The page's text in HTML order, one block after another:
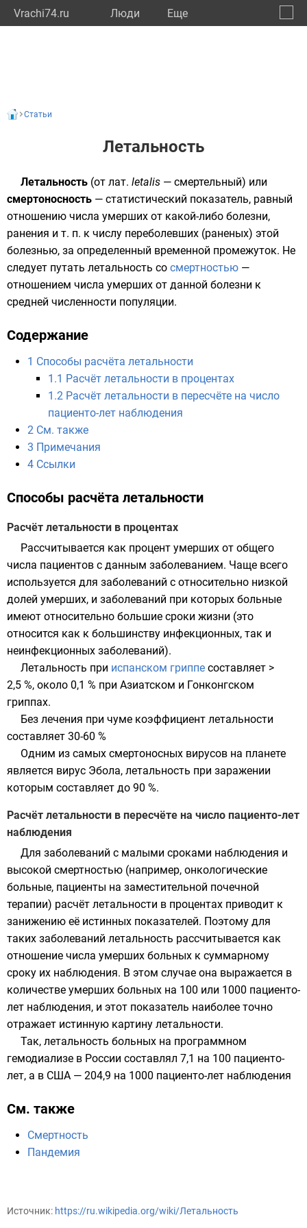
Vrachi74.ru Люди Eще
Статьи
Летальность
Летальность (от лат. letalis — смертельный) или
смертоносность — статистический показатель, равный
отношению числа умерших от какой-либо болезни,
ранения и т. п. к числу переболевших (раненых) этой
болезнью, за определенный временной промежуток. Не
следует путать летальность со смертностью —
отношением числа умерших от данной болезни к
средней численности популяции.
Содержание
1 Способы расчёта летальности
1.1 Расчёт летальности в процентах
1.2 Расчёт летальности в пересчёте на число
пациенто-лет наблюдения
2 См. также
3 Примечания
4 Ссылки
Способы расчёта летальности
Расчёт летальности в процентах
Рассчитывается как процент умерших от общего
числа пациентов с данным заболеванием. Чаще всего
используется для заболеваний с относительно низкой
долей умерших, и заболеваний при которых больные
имеют относительно большие сроки жизни (это
относится как к большинству инфекционных, так и
неинфекционных заболеваний).
Летальность при испанском гриппе составляет >
2,5 %, около 0,1 % при Азиатском и Гонконгском
гриппах.
Без лечения при чуме коэффициент летальности
составляет 30-60 %
Одним из самых смертоносных вирусов на планете
является вирус Эбола, летальность при заражении
которым составляет до 90 %.
Расчёт летальности в пересчёте на число пациенто-лет
наблюдения
Для заболеваний с малыми сроками наблюдения и
высокой смертностью (например, онкологические
больные, пациенты на заместительной почечной
терапии) расчёт летальности в процентах приводит к
занижению её истинных показателей. Поэтому для
таких заболеваний летальность рассчитывается как
отношение числа умерших больных к суммарному
сроку их наблюдения. В этом случае она выражается в
количестве умерших больных на 100 или 1000 пациенто-
лет наблюдения, и этот показатель наиболее точно
отражает истинную картину летальности.
Так, летальность больных на программном
гемодиализе в России составлял 7,1 на 100 пациенто-
лет, а в США — 204,9 на 1000 пациенто-лет наблюдения
См. также
Смертность
Пандемия
Источник: https://ru.wikipedia.org/wiki/Летальность